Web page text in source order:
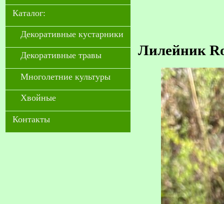
Каталог:
Декоративные кустарники
Декоративные травы
Многолетние культуры
Хвойные
Контакты
Лилейник